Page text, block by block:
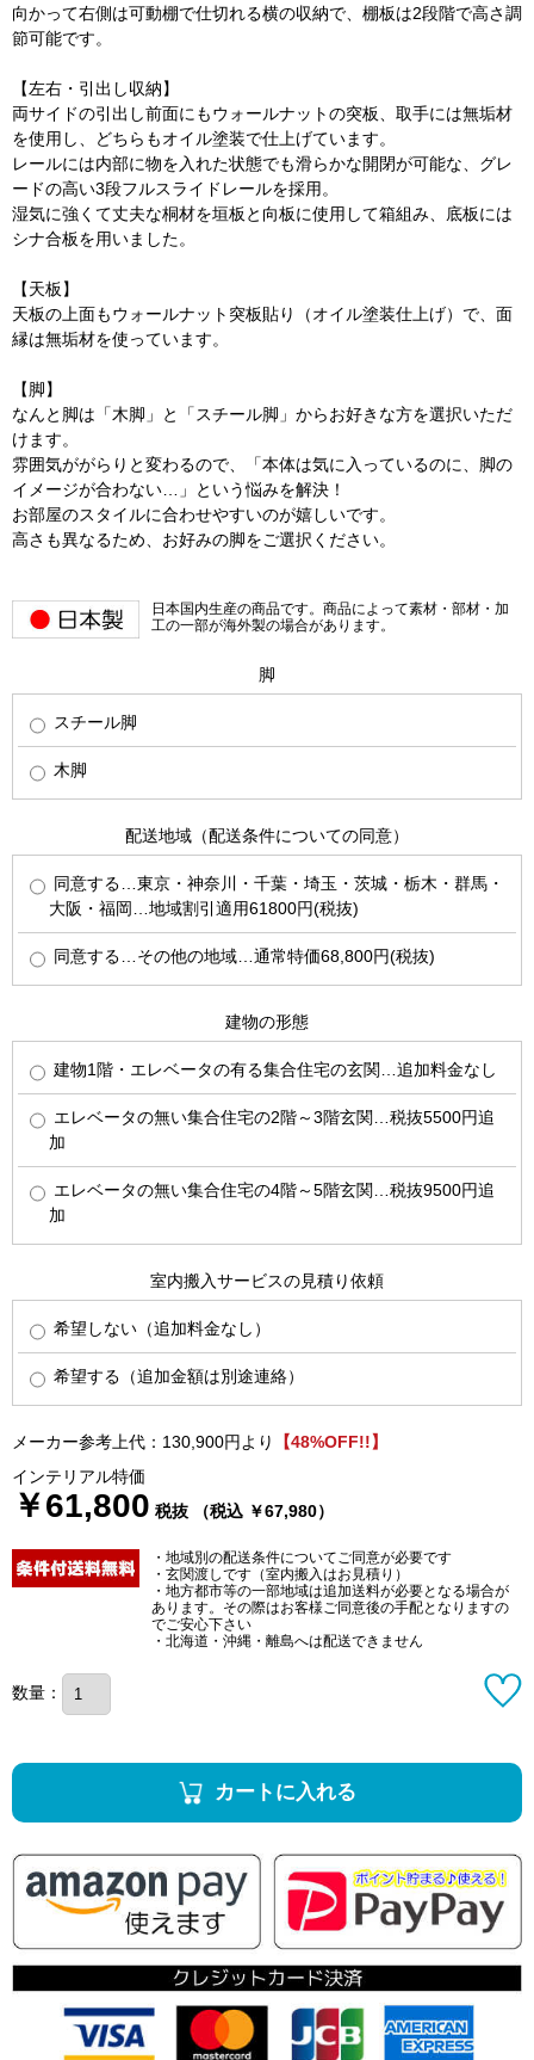
向かって右側は可動棚で仕切れる横の収納で、棚板は2段階で高さ調
節可能です。
【左右・引出し収納】
両サイドの引出し前面にもウォールナットの突板、取手には無垢材
を使用し、どちらもオイル塗装で仕上げています。
レールには内部に物を入れた状態でも滑らかな開閉が可能な、グレ
ードの高い3段フルスライドレールを採用。
湿気に強くて丈夫な桐材を垣板と向板に使用して箱組み、底板には
シナ合板を用いました。
【天板】
天板の上面もウォールナット突板貼り（オイル塗装仕上げ）で、面
縁は無垢材を使っています。
【脚】
なんと脚は「木脚」と「スチール脚」からお好きな方を選択いただ
けます。
雰囲気ががらりと変わるので、「本体は気に入っているのに、脚の
イメージが合わない…」という悩みを解決！
お部屋のスタイルに合わせやすいのが嬉しいです。
高さも異なるため、お好みの脚をご選択ください。
日本国内生産の商品です。商品によって素材・部材・加
工の一部が海外製の場合があります。
脚
スチール脚
木脚
配送地域（配送条件についての同意）
同意する…東京・神奈川・千葉・埼玉・茨城・栃木・群馬・
大阪・福岡…地域割引適用61800円(税抜)
同意する…その他の地域…通常特価68,800円(税抜)
建物の形態
建物1階・エレベータの有る集合住宅の玄関…追加料金なし
エレベータの無い集合住宅の2階～3階玄関…税抜5500円追
加
エレベータの無い集合住宅の4階～5階玄関…税抜9500円追
加
室内搬入サービスの見積り依頼
希望しない（追加料金なし）
希望する（追加金額は別途連絡）
メーカー参考上代：130,900円より
【48%OFF!!】
インテリアル特価
￥61,800 税抜 （税込 ￥67,980）
・地域別の配送条件についてご同意が必要です
・玄関渡しです（室内搬入はお見積り）
・地方都市等の一部地域は追加送料が必要となる場合が
あります。その際はお客様ご同意後の手配となりますの
でご安心下さい
・北海道・沖縄・離島へは配送できません
数量：
カートに入れる